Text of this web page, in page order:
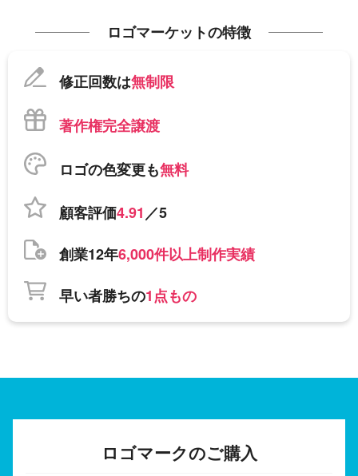
ロゴマーケットの特徴
修正回数は無制限
著作権完全譲渡
ロゴの色変更も無料
顧客評価4.91／5
創業12年6,000件以上制作実績
早い者勝ちの1点もの
ロゴマークのご購入